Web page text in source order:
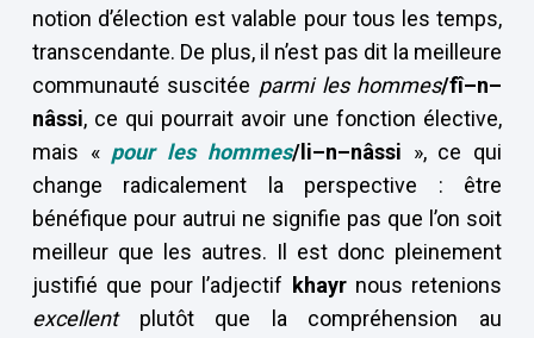
notion d’élection est valable pour tous les temps,
transcendante. De plus, il n’est pas dit la meilleure
communauté suscitée parmi les hommes/fî–n–
nâssi, ce qui pourrait avoir une fonction élective,
mais « pour les hommes/li–n–nâssi », ce qui
change radicalement la perspective : être
bénéfique pour autrui ne signifie pas que l’on soit
meilleur que les autres. Il est donc pleinement
justifié que pour l’adjectif khayrnous retenions
excellentplutôt que la compréhension au